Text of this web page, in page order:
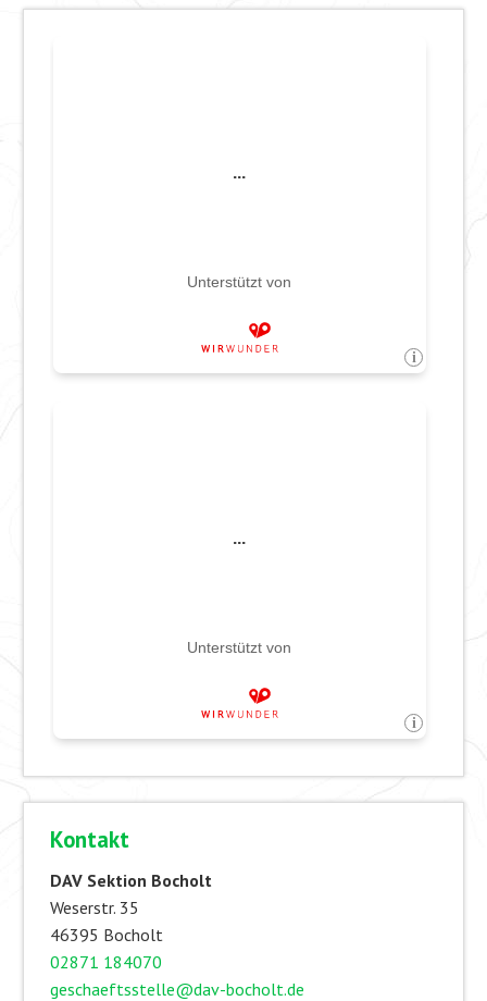
Kontakt
DAV Sektion Bocholt
Weserstr. 35
46395 Bocholt
02871 184070
geschaeftsstelle@dav-bocholt.de